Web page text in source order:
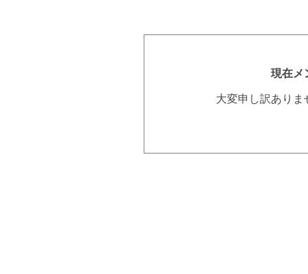
現在メ
大変申し訳あり